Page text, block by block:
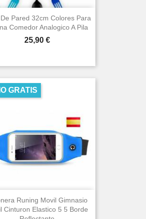
Pared 32cm Colores Para
Comedor Analogico A Pila
Precio
25,90 €
Runing Movil Gimnasio
Cinturon Elastico 5 5 Borde
GRATIS